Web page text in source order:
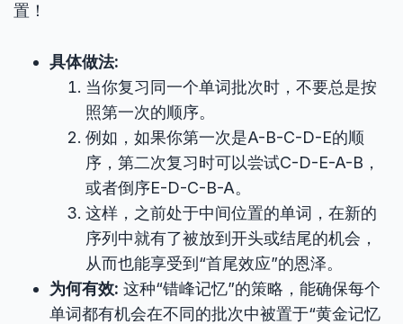
置！
具体做法:
当你复习同一个单词批次时，不要总是按
照第一次的顺序。
例如，如果你第一次是A-B-C-D-E的顺
序，第二次复习时可以尝试C-D-E-A-B，
或者倒序E-D-C-B-A。
这样，之前处于中间位置的单词，在新的
序列中就有了被放到开头或结尾的机会，
从而也能享受到“首尾效应”的恩泽。
为何有效: 这种“错峰记忆”的策略，能确保每个
单词都有机会在不同的批次中被置于“黄金记忆